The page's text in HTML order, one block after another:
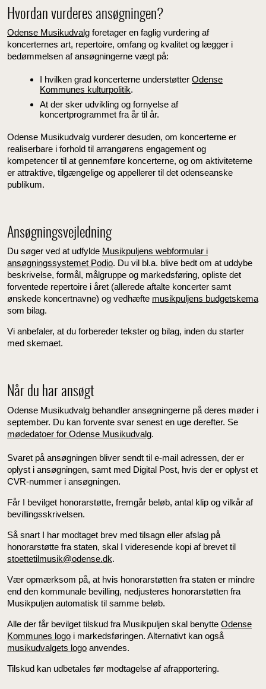
Hvordan vurderes ansøgningen?
Odense Musikudvalg foretager en faglig vurdering af
koncerternes art, repertoire, omfang og kvalitet og lægger i
bedømmelsen af ansøgningerne vægt på:
I hvilken grad koncerterne understøtter Odense
Kommunes kulturpolitik.
At der sker udvikling og fornyelse af
koncertprogrammet fra år til år.
Odense Musikudvalg vurderer desuden, om koncerterne er
realiserbare i forhold til arrangørens engagement og
kompetencer til at gennemføre koncerterne, og om aktiviteterne
er attraktive, tilgængelige og appellerer til det odenseanske
publikum.
Ansøgningsvejledning
Du søger ved at udfylde Musikpuljens webformular i
ansøgningssystemet Podio. Du vil bl.a. blive bedt om at uddybe
beskrivelse, formål, målgruppe og markedsføring, opliste det
forventede repertoire i året (allerede aftalte koncerter samt
ønskede koncertnavne) og vedhæfte musikpuljens budgetskema
som bilag.
Vi anbefaler, at du forbereder tekster og bilag, inden du starter
med skemaet.
Når du har ansøgt
Odense Musikudvalg behandler ansøgningerne på deres møder i
september. Du kan forvente svar senest en uge derefter. Se
mødedatoer for Odense Musikudvalg.
Svaret på ansøgningen bliver sendt til e-mail adressen, der er
oplyst i ansøgningen, samt med Digital Post, hvis der er oplyst et
CVR-nummer i ansøgningen.
Får I bevilget honorarstøtte, fremgår beløb, antal klip og vilkår af
bevillingsskrivelsen.
Så snart I har modtaget brev med tilsagn eller afslag på
honorarstøtte fra staten, skal I videresende kopi af brevet til
stoettetilmusik@odense.dk.
Vær opmærksom på, at hvis honorarstøtten fra staten er mindre
end den kommunale bevilling, nedjusteres honorarstøtten fra
Musikpuljen automatisk til samme beløb.
Alle der får bevilget tilskud fra Musikpuljen skal benytte Odense
Kommunes logo i markedsføringen. Alternativt kan også
musikudvalgets logo anvendes.
Tilskud kan udbetales før modtagelse af afrapportering.